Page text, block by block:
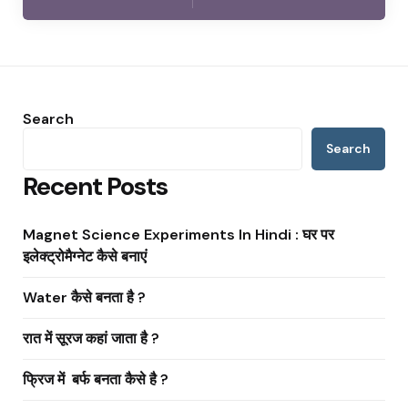
Search
Search
Recent Posts
Magnet Science Experiments In Hindi : घर पर
इलेक्ट्रोमैग्नेट कैसे बनाएं
Water कैसे बनता है ?
रात में सूरज कहां जाता है ?
फ्रिज में बर्फ बनता कैसे है ?